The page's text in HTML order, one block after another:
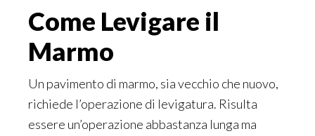
Come Levigare il
Marmo
Un pavimento di marmo, sia vecchio che nuovo,
richiede l’operazione di levigatura. Risulta
essere un’operazione abbastanza lunga ma